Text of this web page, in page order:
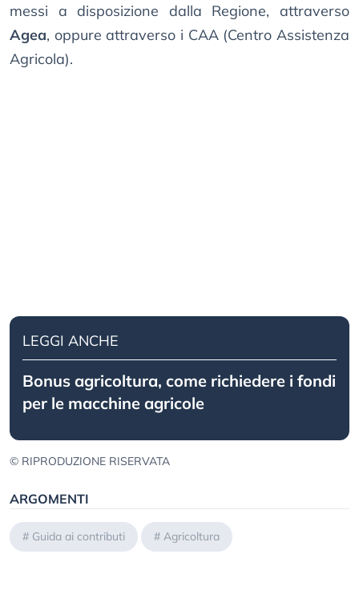
messi a disposizione dalla Regione, attraverso
Agea, oppure attraverso i CAA (Centro Assistenza
Agricola).
LEGGI ANCHE
Bonus agricoltura, come richiedere i fondi
per le macchine agricole
© RIPRODUZIONE RISERVATA
ARGOMENTI
# Guida ai contributi # Agricoltura